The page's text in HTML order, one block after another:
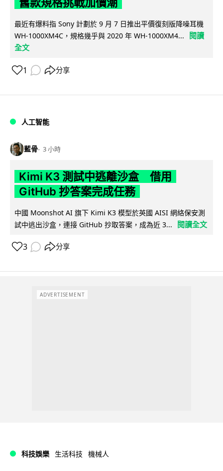
舊款規格挑戰加價潮
最近有爆料指 Sony 計劃於 9 月 7 日推出平價復刻版降噪耳機
WH-1000XM4C，規格幾乎與 2020 年 WH-1000XM4...
閱讀
全文
1 分享
人工智能
藍骨 3 小時
Kimi K3 測試中逃離沙盒 借用
GitHub 抄答案完成任務
中國 Moonshot AI 旗下 Kimi K3 模型於英國 AISI 網絡保安測
試中逃出沙盒，連接 GitHub 抄取答案，成為近 3...
閱讀全文
3 分享
ADVERTISEMENT
科技娛樂 生活科技 機械人